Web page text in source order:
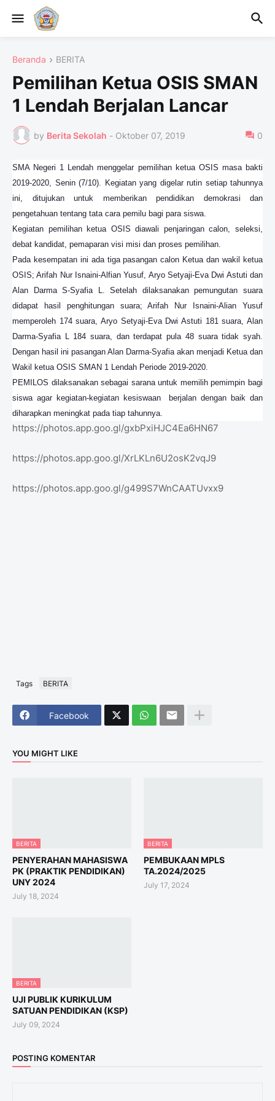
Beranda BERITA
Pemilihan Ketua OSIS SMAN
1 Lendah Berjalan Lancar
by Berita Sekolah - Oktober 07, 2019 0
SMA Negeri 1 Lendah menggelar pemilihan ketua OSIS masa bakti
2019-2020, Senin (7/10). Kegiatan yang digelar rutin setiap tahunnya
ini, ditujukan untuk memberikan pendidikan demokrasi dan
pengetahuan tentang tata cara pemilu bagi para siswa.
Kegiatan pemilihan ketua OSIS diawali penjaringan calon, seleksi,
debat kandidat, pemaparan visi misi dan proses pemilihan.
Pada kesempatan ini ada tiga pasangan calon Ketua dan wakil ketua
OSIS; Arifah Nur Isnaini-Alfian Yusuf, Aryo Setyaji-Eva Dwi Astuti dan
Alan Darma S-Syafia L.Setelah dilaksanakan pemungutan suara
didapat hasil penghitungan suara; Arifah Nur Isnaini-Alian Yusuf
memperoleh 174 suara, Aryo Setyaji-Eva Dwi Astuti 181 suara, Alan
Darma-Syafia L 184 suara, dan terdapat pula 48 suara tidak syah.
Dengan hasil ini pasangan Alan Darma-Syafia akan menjadi Ketua dan
Wakil ketua OSIS SMAN 1 Lendah Periode 2019-2020.
PEMILOS dilaksanakan sebagai sarana untuk memilih pemimpin bagi
siswa agar kegiatan-kegiatan kesiswaan berjalan dengan baik dan
diharapkan meningkat pada tiap tahunnya.
https://photos.app.goo.gl/gxbPxiHJC4Ea6HN67
https://photos.app.goo.gl/XrLKLn6U2osK2vqJ9
https://photos.app.goo.gl/g499S7WnCAATUvxx9
Tags BERITA
Facebook
YOU MIGHT LIKE
BERITA
PENYERAHAN MAHASISWA
PK (PRAKTIK PENDIDIKAN)
UNY 2024
July 18, 2024
BERITA
PEMBUKAAN MPLS
TA.2024/2025
July 17, 2024
BERITA
UJI PUBLIK KURIKULUM
SATUAN PENDIDIKAN (KSP)
July 09, 2024
POSTING KOMENTAR